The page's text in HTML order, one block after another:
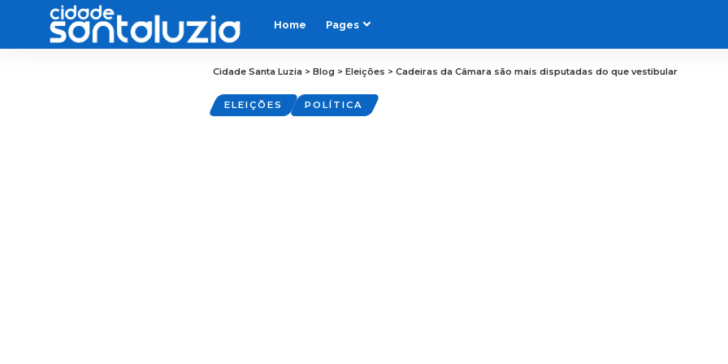
Home Pages
Cidade Santa Luzia > Blog > Eleições > Cadeiras da Câmara são mais disputadas do que vestibular
ELEIÇÕES POLÍTICA